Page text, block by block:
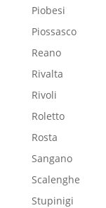
Piobesi
Piossasco
Reano
Rivalta
Rivoli
Roletto
Rosta
Sangano
Scalenghe
Stupinigi